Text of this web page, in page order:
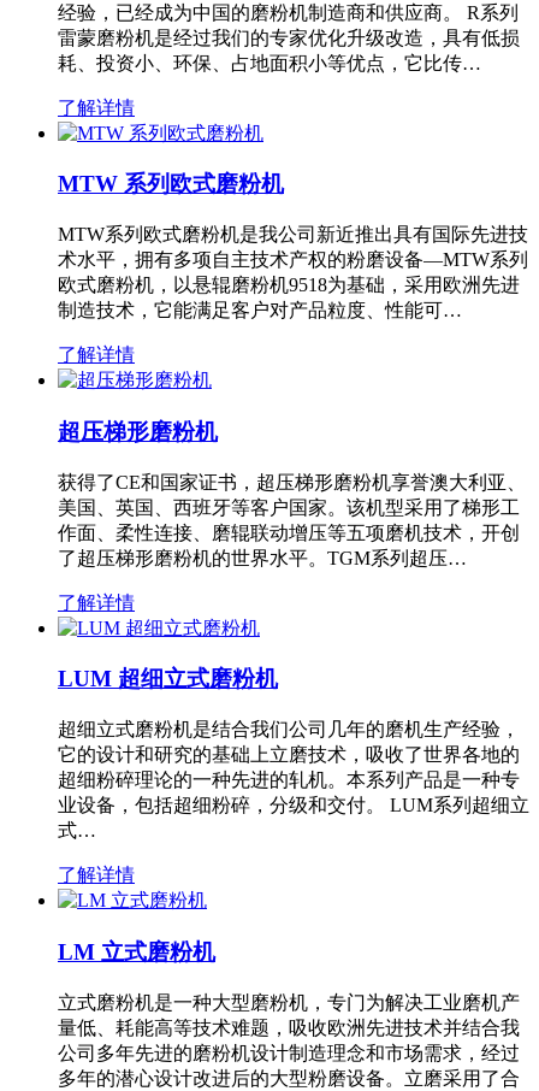
经验，已经成为中国的磨粉机制造商和供应商。 R系列
雷蒙磨粉机是经过我们的专家优化升级改造，具有低损
耗、投资小、环保、占地面积小等优点，它比传…
了解详情
MTW 系列欧式磨粉机
MTW系列欧式磨粉机是我公司新近推出具有国际先进技
术水平，拥有多项自主技术产权的粉磨设备—MTW系列
欧式磨粉机，以悬辊磨粉机9518为基础，采用欧洲先进
制造技术，它能满足客户对产品粒度、性能可…
了解详情
超压梯形磨粉机
获得了CE和国家证书，超压梯形磨粉机享誉澳大利亚、
美国、英国、西班牙等客户国家。该机型采用了梯形工
作面、柔性连接、磨辊联动增压等五项磨机技术，开创
了超压梯形磨粉机的世界水平。TGM系列超压…
了解详情
LUM 超细立式磨粉机
超细立式磨粉机是结合我们公司几年的磨机生产经验，
它的设计和研究的基础上立磨技术，吸收了世界各地的
超细粉碎理论的一种先进的轧机。本系列产品是一种专
业设备，包括超细粉碎，分级和交付。 LUM系列超细立
式…
了解详情
LM 立式磨粉机
立式磨粉机是一种大型磨粉机，专门为解决工业磨机产
量低、耗能高等技术难题，吸收欧洲先进技术并结合我
公司多年先进的磨粉机设计制造理念和市场需求，经过
多年的潜心设计改进后的大型粉磨设备。立磨采用了合